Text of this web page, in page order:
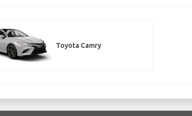
Toyota Camry